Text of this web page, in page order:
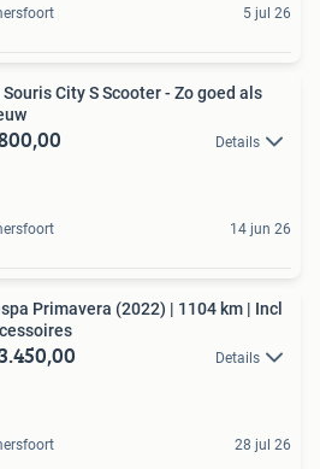
5 jul 26
Souris City S Scooter - Zo goed als
Details
14 jun 26
Primavera (2022) | 1104 km | Incl
Details
28 jul 26